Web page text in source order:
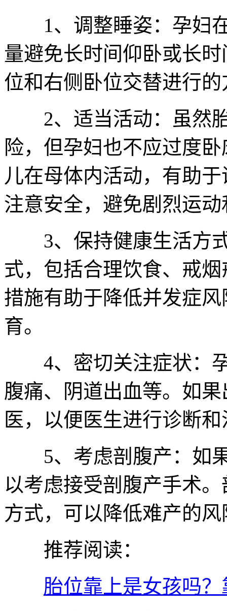
1、调整睡姿：孕妇在
量避免长时间仰卧或长
位和右侧卧位交替进行
2、适当活动：虽然胎
险，但孕妇也不应过度
儿在母体内活动，有助
注意安全，避免剧烈运
3、保持健康生活方式
式，包括合理饮食、戒
措施有助于降低并发症
育。
4、密切关注症状：孕
腹痛、阴道出血等。如
医，以便医生进行诊断
5、考虑剖腹产：如果
以考虑接受剖腹产手术
方式，可以降低难产的
推荐阅读：
胎位靠上是女孩吗